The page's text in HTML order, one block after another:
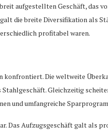
aufgestellten Geschäft, das
die breite Diversifikation als
profitabel waren.
Die weltweite
Gleichzeitig
und umfangreiche
Das Aufzugsgeschäft galt als